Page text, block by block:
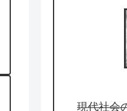
現代社会